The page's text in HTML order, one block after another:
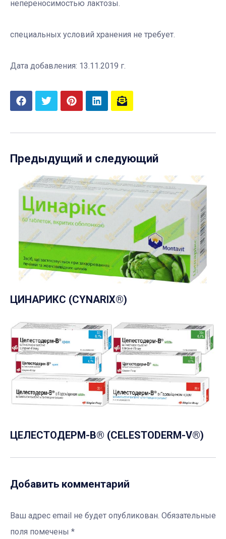
непереносимостью лактозы.
специальных условий хранения не требует.
Дата добавления: 13.11.2019 г.
Предыдущий и следующий
ЦИНАРИКС (CYNARIX®)
ЦЕЛЕСТОДЕРМ-В® (CELESTODERM-V®)
Добавить комментарий
Ваш адрес email не будет опубликован. Обязательные
поля помечены *